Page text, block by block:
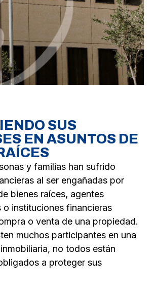
SUS
EN ASUNTOS DE
y familias han sufrido
al ser engañadas por
bienes raíces, agentes
o instituciones financieras
o venta de una propiedad.
muchos participantes en una
no todos están
a proteger sus